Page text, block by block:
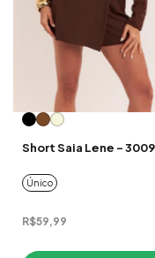
Short Saia Lene -
Único
R$59,99